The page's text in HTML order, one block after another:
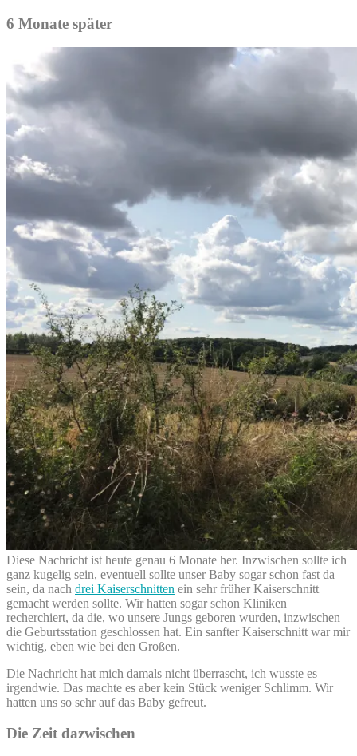
6 Monate später
Diese Nachricht ist heute genau 6 Monate her. Inzwischen sollte ich
ganz kugelig sein, eventuell sollte unser Baby sogar schon fast da
sein, da nach drei Kaiserschnitten ein sehr früher Kaiserschnitt
gemacht werden sollte. Wir hatten sogar schon Kliniken
recherchiert, da die, wo unsere Jungs geboren wurden, inzwischen
die Geburtsstation geschlossen hat. Ein sanfter Kaiserschnitt war mir
wichtig, eben wie bei den Großen.
Die Nachricht hat mich damals nicht überrascht, ich wusste es
irgendwie. Das machte es aber kein Stück weniger Schlimm. Wir
hatten uns so sehr auf das Baby gefreut.
Die Zeit dazwischen